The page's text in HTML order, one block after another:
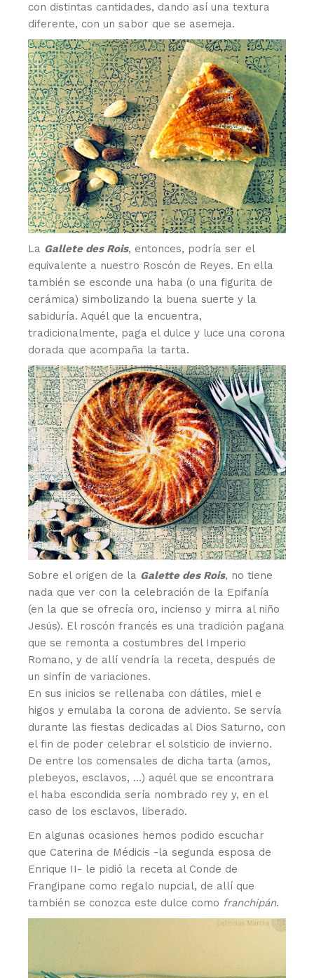
con distintas cantidades, dando así una textura
diferente, con un sabor que se asemeja.
La Gallete des Rois, entonces, podría ser el
equivalente a nuestro Roscón de Reyes. En ella
también se esconde una haba (o una figurita de
cerámica) simbolizando la buena suerte y la
sabiduría. Aquél que la encuentra,
tradicionalmente, paga el dulce y luce una corona
dorada que acompaña la tarta.
Sobre el origen de la Galette des Rois, no tiene
nada que ver con la celebración de la Epifanía
(en la que se ofrecía oro, incienso y mirra al niño
Jesús). El roscón francés es una tradición pagana
que se remonta a costumbres del Imperio
Romano, y de allí vendría la receta, después de
un sinfín de variaciones.
En sus inicios se rellenaba con dátiles, miel e
higos y emulaba la corona de adviento. Se servía
durante las fiestas dedicadas al Dios Saturno, con
el fin de poder celebrar el solsticio de invierno.
De entre los comensales de dicha tarta (amos,
plebeyos, esclavos, …) aquél que se encontrara
el haba escondida sería nombrado rey y, en el
caso de los esclavos, liberado.
En algunas ocasiones hemos podido escuchar
que Caterina de Médicis -la segunda esposa de
Enrique II- le pidió la receta al Conde de
Frangipane como regalo nupcial, de allí que
también se conozca este dulce como franchipán.